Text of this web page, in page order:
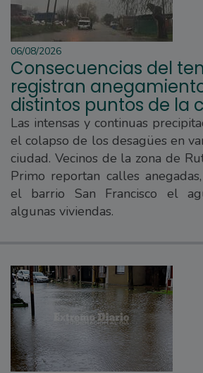
06/08/2026
Consecuencias del
registran
distintos puntos de la
Las intensas y continuas
el colapso de los desagües en
ciudad. Vecinos de la zona de
Primo reportan calles
el barrio San Francisco el
algunas viviendas.